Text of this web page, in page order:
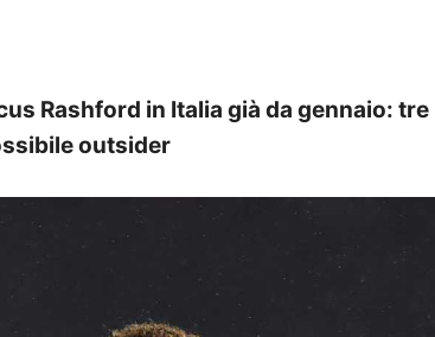
Rashford in Italia già da gennaio: tre
outsider